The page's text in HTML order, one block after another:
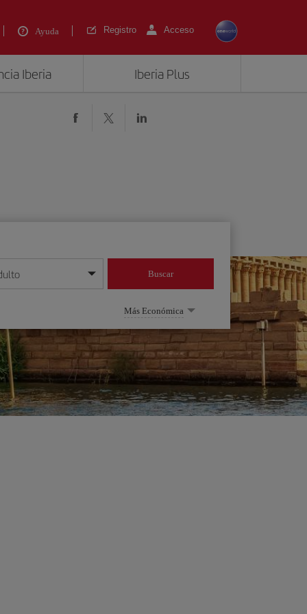
Ayuda Registro Acceso
Iberia Iberia Plus
mes/año
Buscar
Más Económica